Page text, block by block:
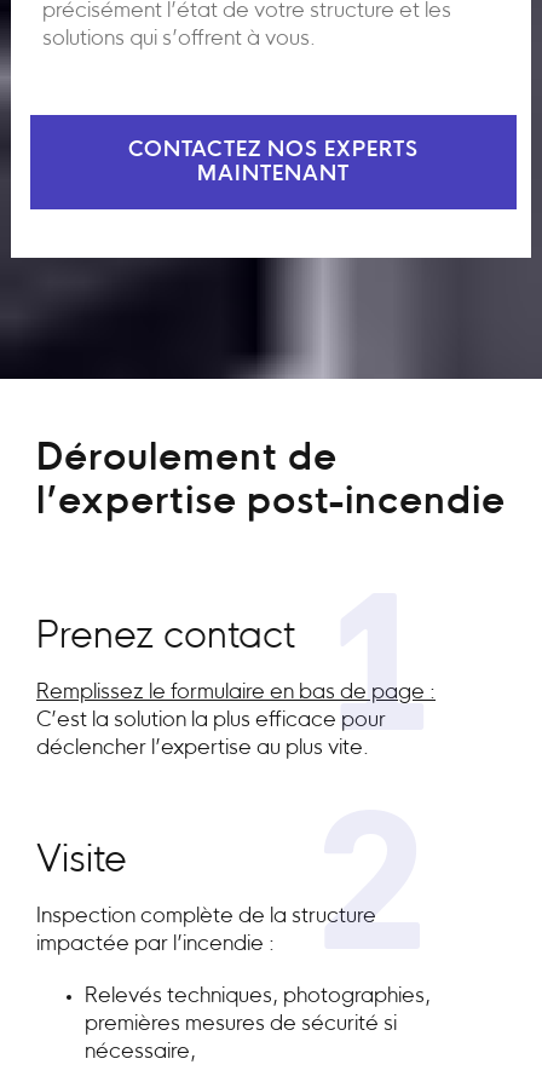
précisément l’état de votre structure et les
solutions qui s’offrent à vous.
CONTACTEZ NOS EXPERTS
MAINTENANT
Déroulement de
l’expertise post-incendie
1
Prenez contact
Remplissez le formulaire en bas de page :
C’est la solution la plus efficace pour
déclencher l’expertise au plus vite.
2
Visite
Inspection complète de la structure
impactée par l’incendie :
Relevés techniques, photographies,
premières mesures de sécurité si
nécessaire,